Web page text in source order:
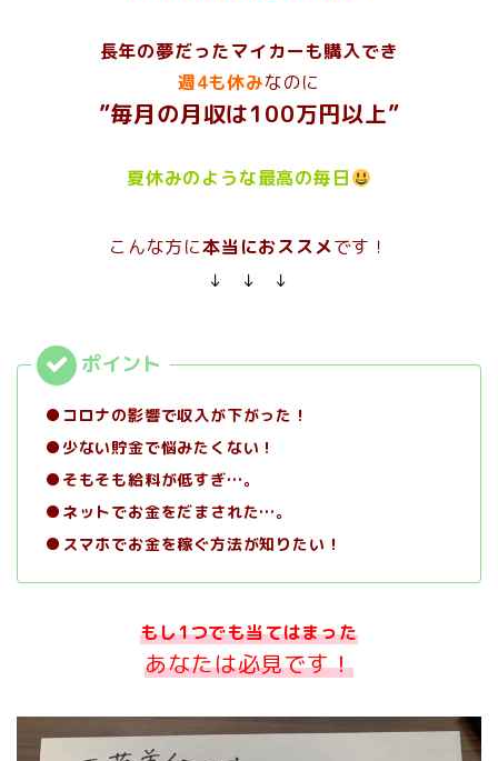
長年の夢だったマイカーも購入でき
週4も休みなのに
”毎月の月収は100万円以上”
夏休みのような最高の毎日
こんな方に本当におススメです！
↓ ↓ ↓
●コロナの影響で収入が下がった！
●少ない貯金で悩みたくない！
●そもそも給料が低すぎ…。
●ネットでお金をだまされた…。
●スマホでお金を稼ぐ方法が知りたい！
もし1つでも当てはまった
あなたは必見です！